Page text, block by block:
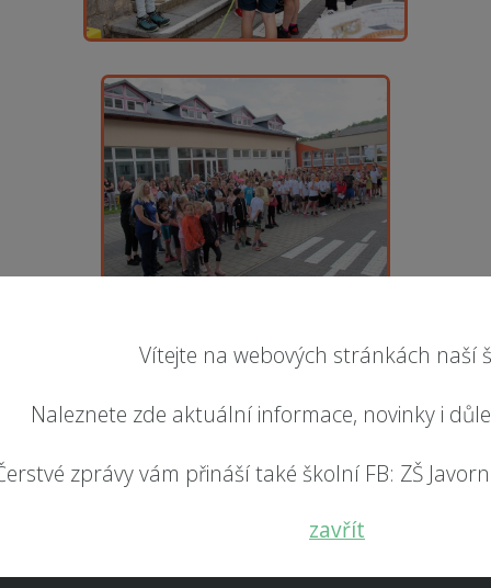
Vítejte na webových stránkách naší
Naleznete zde aktuální informace, novinky i
zprávy vám přináší také školní FB: ZŠ
zavřít
NAPIŠTE NÁM